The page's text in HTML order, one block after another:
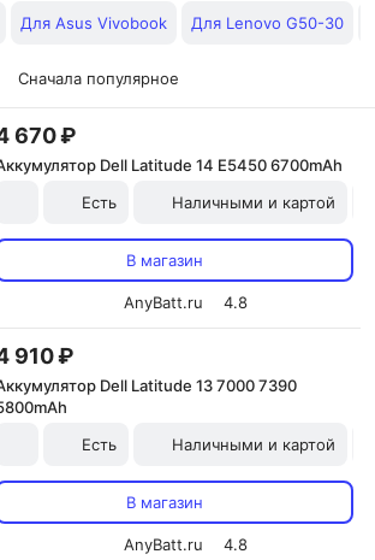
Для Asus Vivobook Для Lenovo G50-30
Сначала популярное
670 ₽
Dell Latitude 14 E5450 6700mAh
Есть
Наличными и картой
В магазин
AnyBatt.ru 4.8
910 ₽
Dell Latitude 13 7000 7390
Есть
Наличными и картой
В магазин
AnyBatt.ru 4.8